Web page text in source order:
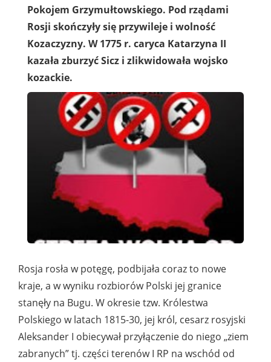
Pokojem Grzymułtowskiego. Pod rządami
Rosji skończyły się przywileje i wolność
Kozaczyzny. W 1775 r. caryca Katarzyna II
kazała zburzyć Sicz i zlikwidowała wojsko
kozackie.
Rosja rosła w potęgę, podbijała coraz to nowe
kraje, a w wyniku rozbiorów Polski jej granice
stanęły na Bugu. W okresie tzw. Królestwa
Polskiego w latach 1815-30, jej król, cesarz rosyjski
Aleksander I obiecywał przyłączenie do niego „ziem
zabranych” tj. części terenów I RP na wschód od